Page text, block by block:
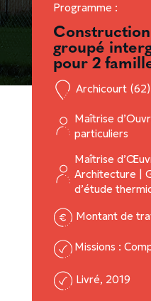
Programme :
Construction
groupé
pour 2
Archicourt (62)
Maîtrise
particuliers
Maîtrise
Architecture |
d’étude
Montant de
Missions :
Livré, 2019